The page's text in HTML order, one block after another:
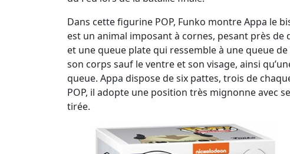
Dans cette figurine POP, Funko montre Appa le
est un animal imposant à cornes, pesant près de
et une queue plate qui ressemble à une queue
son corps sauf le ventre et son visage, ainsi
queue. Appa dispose de six pattes, trois de
POP, il adopte une position très mignonne avec
tirée.